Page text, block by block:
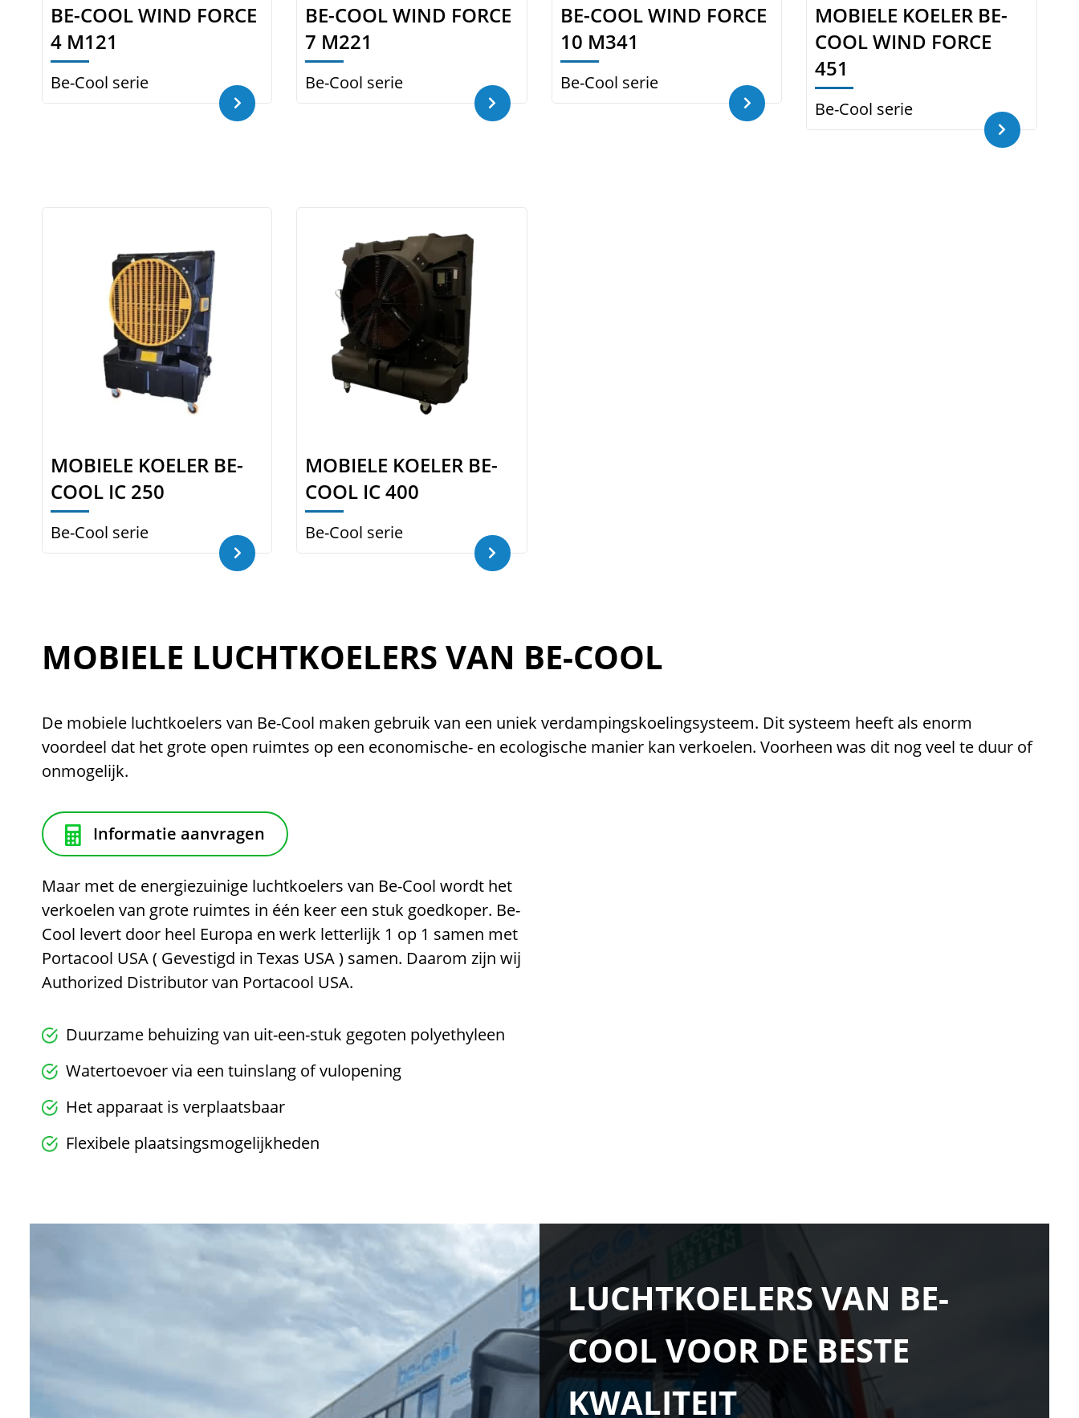
BE-COOL WIND FORCE
4 M121
Be-Cool serie
BE-COOL WIND FORCE
7 M221
Be-Cool serie
BE-COOL WIND FORCE
10 M341
Be-Cool serie
MOBIELE KOELER BE-
COOL WIND FORCE
451
Be-Cool serie
MOBIELE KOELER BE-
COOL IC 250
Be-Cool serie
MOBIELE KOELER BE-
COOL IC 400
Be-Cool serie
MOBIELE LUCHTKOELERS VAN BE-COOL
De mobiele luchtkoelers van Be-Cool maken gebruik van een uniek verdampingskoelingsysteem. Dit systeem heeft als enorm
voordeel dat het grote open ruimtes op een economische- en ecologische manier kan verkoelen. Voorheen was dit nog veel te duur of
onmogelijk.
Informatie aanvragen
Maar met de energiezuinige luchtkoelers van Be-Cool wordt het
verkoelen van grote ruimtes in één keer een stuk goedkoper. Be-
Cool levert door heel Europa en werk letterlijk 1 op 1 samen met
Portacool USA ( Gevestigd in Texas USA ) samen. Daarom zijn wij
Authorized Distributor van Portacool USA.
Duurzame behuizing van uit-een-stuk gegoten polyethyleen
Watertoevoer via een tuinslang of vulopening
Het apparaat is verplaatsbaar
Flexibele plaatsingsmogelijkheden
LUCHTKOELERS VAN BE-
COOL VOOR DE BESTE
KWALITEIT